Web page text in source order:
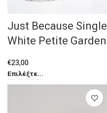
Just Because Single
White Petite Garden
€23,00
Επιλέξτε...